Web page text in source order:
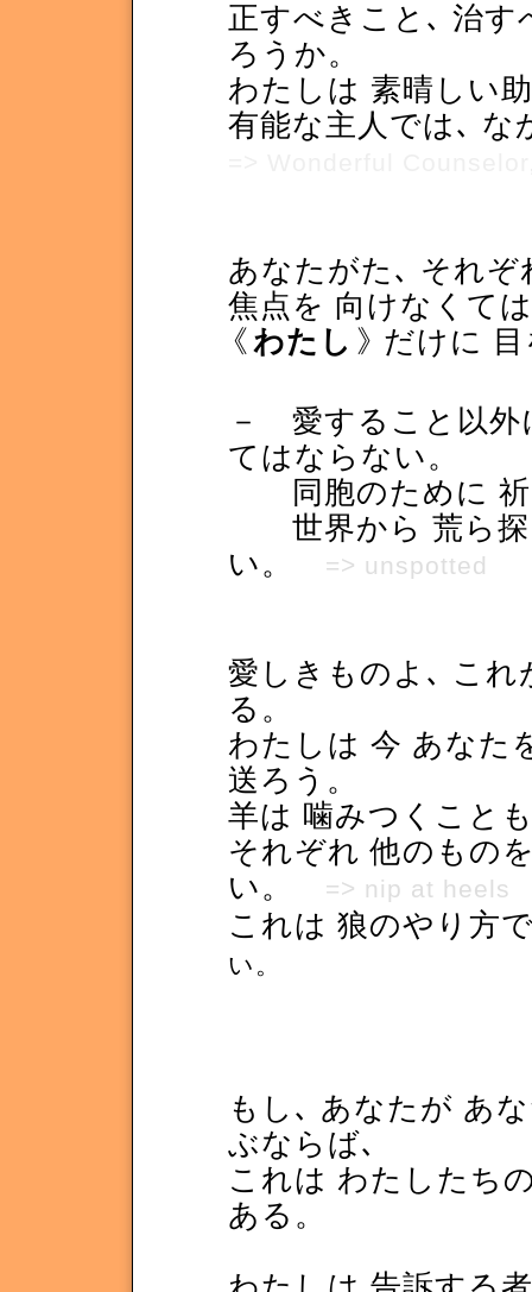
正すべきこと､ 治
ろうか。
わたしは 素晴しい
有能な主人では､ な
あなたがた､ それ
焦点を 向けなくて
《 わたし 》だけに
－ 愛すること以外
てはならない。
同胞のために 祈
世界から 荒ら探
い。
=> unspotted
愛しきものよ､ こ
る。
わたしは 今 あなた
送ろう。
羊は 噛みつくこと
それぞれ 他のもの
い。
=> nip at heels
これは 狼のやり方
い。
もし､ あなたが あ
ぶならば､
これは わたしたち
ある。